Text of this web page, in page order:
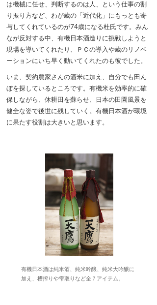
は機械に任せ、判断するのは人、という仕事の割
り振り方など、わが蔵の「近代化」にもっとも寄
与してくれているのが74歳になる杜氏です。みん
なが反対する中、有機日本酒造りに挑戦しようと
現場を導いてくれたり、ＰＣの導入や蔵のリノベ
ーションにいち早く動いてくれたのも彼でした。
いま、契約農家さんの酒米に加え、自分でも田ん
ぼを探しているところです。有機米を効率的に確
保しながら、休耕田を蘇らせ、日本の田園風景を
健全な姿で後世に残していく。有機日本酒が環境
に果たす役割は大きいと思います。
有機日本酒は純米酒、純米吟醸、純米大吟醸に
加え、槽搾りや雫取りなど全７アイテム。